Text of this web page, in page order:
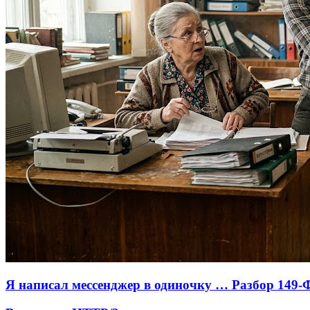
Я написал мессенджер в одиночку … Разбор 149-